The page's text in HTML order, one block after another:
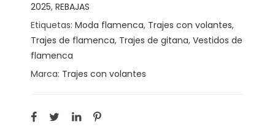
2025, REBAJAS
Etiquetas: Moda flamenca, Trajes con volantes,
Trajes de flamenca, Trajes de gitana, Vestidos de
flamenca
Marca: Trajes con volantes